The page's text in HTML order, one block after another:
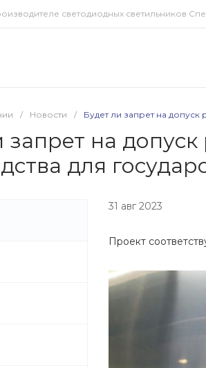
светодиодных светильников
/ Новости / Будет ли запрет на
запрет на
для
31 авг 2023
Проект